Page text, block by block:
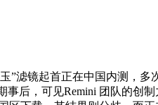
”滤镜起首正在中国内测，多
后，可见Remini 团队的创制